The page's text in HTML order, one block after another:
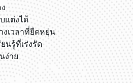
แต่งได้
งเวลาที่ยืดหยุ่น
นรู้ที่เร่งรัด
ง่าย